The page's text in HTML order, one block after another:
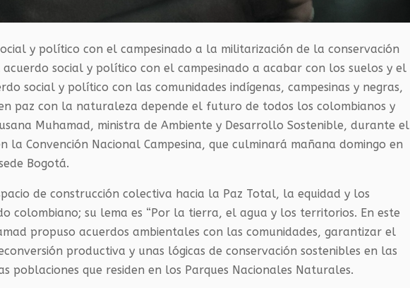
y político con el campesinado a la militarización de la conservación
social y político con el campesinado a acabar con los suelos y el
social y político con las comunidades indígenas, campesinas y negras,
paz con la naturaleza depende el futuro de todos los colombianos y
Muhamad, ministra de Ambiente y Desarrollo Sostenible, durante el
la Convención Nacional Campesina, que culminará mañana domingo en
Bogotá.
de construcción colectiva hacia la Paz Total, la equidad y los
colombiano; su lema es “Por la tierra, el agua y los territorios. En este
propuso acuerdos ambientales con las comunidades, garantizar el
productiva y unas lógicas de conservación sostenibles en las
poblaciones que residen en los Parques Nacionales Naturales.